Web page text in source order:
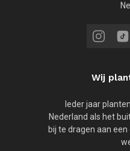
Wij
Ieder jaar
Nederland als het
bij te dragen aan